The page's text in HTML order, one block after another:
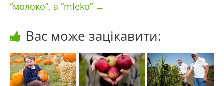
“молоко”, а “mleko” →
Вас може зацікавити: